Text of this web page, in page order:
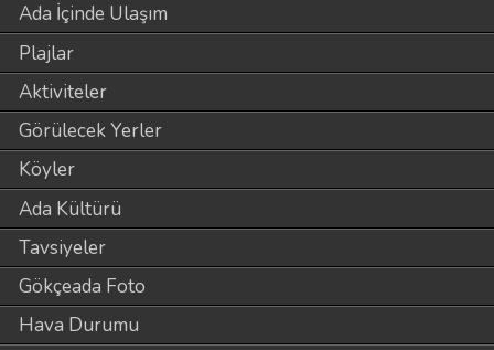
Ada İçinde Ulaşım
Plajlar
Aktiviteler
Görülecek Yerler
Köyler
Ada Kültürü
Tavsiyeler
Gökçeada Foto
Hava Durumu